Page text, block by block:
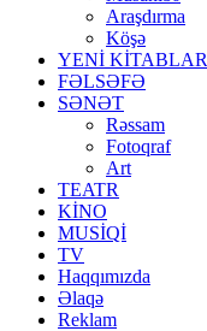
Araşdırma
Köşə
YENİ KİTABLAR
FƏLSƏFƏ
SƏNƏT
Rəssam
Fotoqraf
Art
TEATR
KİNO
MUSİQİ
TV
Haqqımızda
Əlaqə
Reklam